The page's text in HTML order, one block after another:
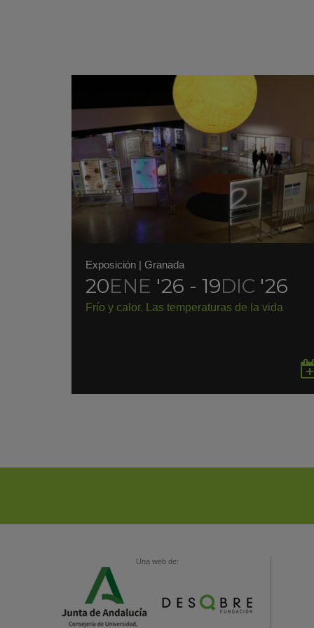
Exposición | Granada
20ENE '26 - 19DIC '26
Frío y calor. Las temperaturas de la vida
Una web de: